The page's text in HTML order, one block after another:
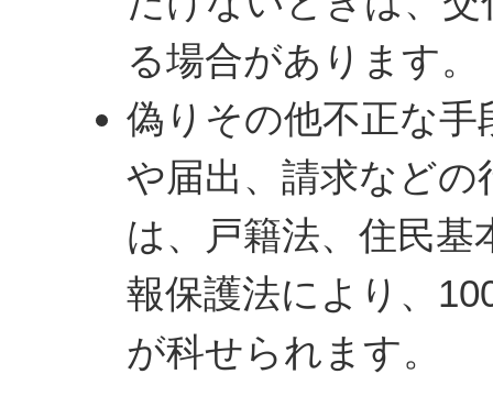
る場合があります。
偽りその他不正な手
や届出、請求などの
は、戸籍法、住民基
報保護法により、
が科せられます。